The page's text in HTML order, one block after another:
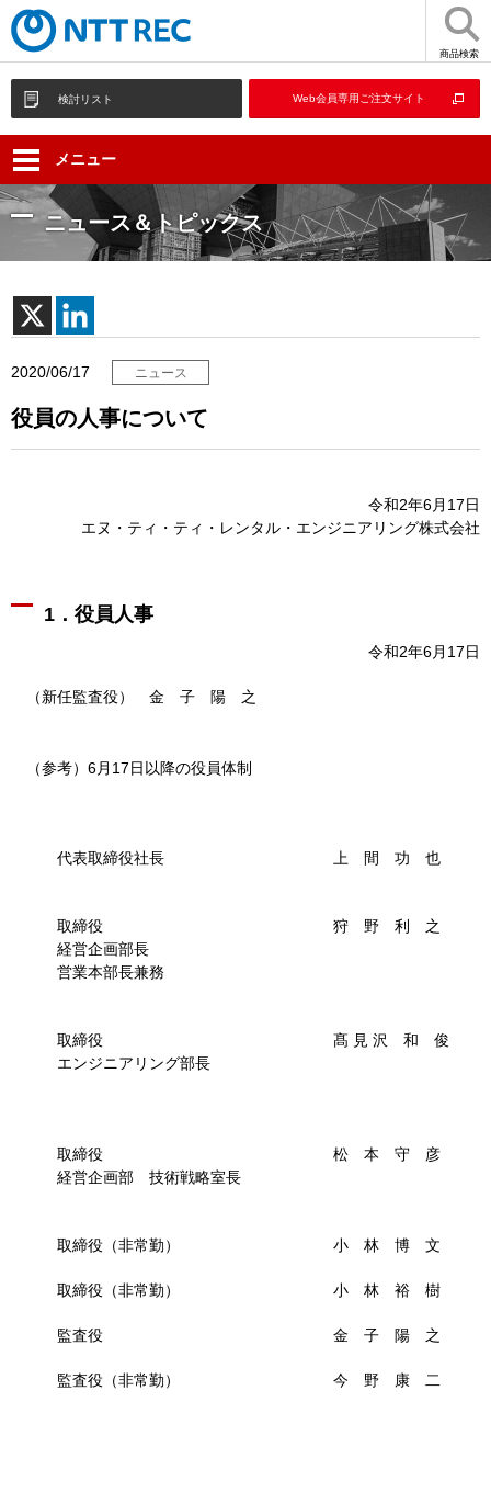
商品検索
検討リスト Web会員専用ご注文サイト
メニュー
ニュース＆トピックス
2020/06/17 ニュース
役員の人事について
令和2年6月17日
エヌ・ティ・ティ・レンタル・エンジニアリング株式会社
1．役員人事
令和2年6月17日
（新任監査役） 金 子 陽 之
（参考）6月17日以降の役員体制
代表取締役社長 上 間 功 也
取締役 狩 野 利 之
経営企画部長
営業本部長兼務
取締役 髙 見 沢 和 俊
エンジニアリング部長
取締役 松 本 守 彦
経営企画部 技術戦略室長
取締役（非常勤） 小 林 博 文
取締役（非常勤） 小 林 裕 樹
監査役 金 子 陽 之
監査役（非常勤） 今 野 康 二